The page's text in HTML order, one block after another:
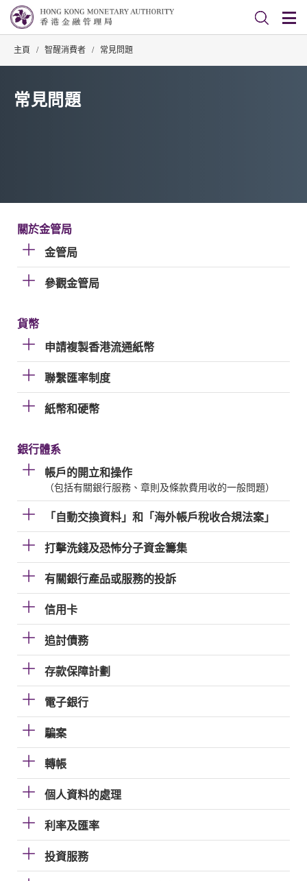
主頁 / 智醒消費者 / 常見問題
常見問題
關於金管局
金管局
參觀金管局
貨幣
申請複製香港流通紙幣
聯繫匯率制度
紙幣和硬幣
銀行體系
帳戶的開立和操作
（包括有關銀行服務、章則及條款費用收的一般問題）
「自動交換資料」和「海外帳戶稅收合規法案」
打擊洗錢及恐怖分子資金籌集
有關銀行產品或服務的投訴
信用卡
追討債務
存款保障計劃
電子銀行
騙案
轉帳
個人資料的處理
利率及匯率
投資服務